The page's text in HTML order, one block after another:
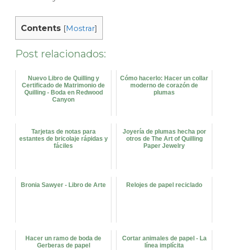
Contents [Mostrar]
Post relacionados:
Nuevo Libro de Quilling y
Certificado de Matrimonio de
Quilling - Boda en Redwood
Canyon
Cómo hacerlo: Hacer un collar
moderno de corazón de
plumas
Tarjetas de notas para
estantes de bricolaje rápidas y
fáciles
Joyería de plumas hecha por
otros de The Art of Quilling
Paper Jewelry
Bronia Sawyer - Libro de Arte Relojes de papel reciclado
Hacer un ramo de boda de
Gerberas de papel
Cortar animales de papel - La
línea implícita